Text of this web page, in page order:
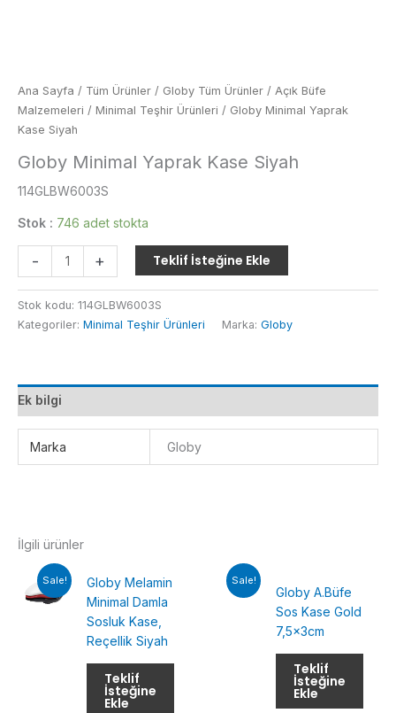
Ana Sayfa / Tüm Ürünler / Globy Tüm Ürünler / Açık Büfe
Malzemeleri / Minimal Teşhir Ürünleri / Globy Minimal Yaprak
Kase Siyah
Globy Minimal Yaprak Kase Siyah
114GLBW6003S
Stok : 746 adet stokta
-
Minimal
Yaprak
Kase
Siyah
+ Teklif İsteğine Ekle
Stok kodu: 114GLBW6003S
Kategoriler: Minimal Teşhir Ürünleri Marka: Globy
Ek bilgi
Marka Globy
İlgili ürünler
Sale!
Globy Melamin
Minimal Damla
Sosluk Kase,
Reçellik Siyah
Teklif
İsteğine
Ekle
Sale!
Globy A.Büfe
Sos Kase Gold
7,5x3cm
Teklif
İsteğine
Ekle